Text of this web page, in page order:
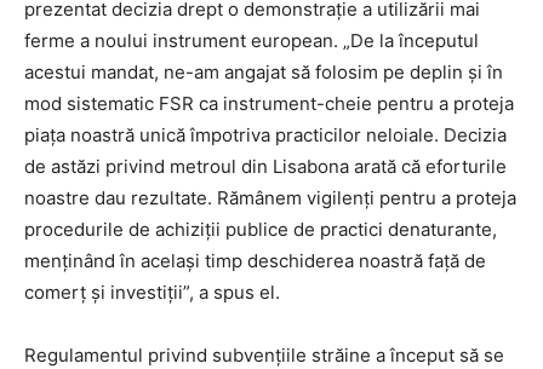
prezentat decizia drept o demonstrație a utilizării mai
ferme a noului instrument european. „De la începutul
acestui mandat, ne-am angajat să folosim pe deplin și în
mod sistematic FSR ca instrument-cheie pentru a proteja
piața noastră unică împotriva practicilor neloiale. Decizia
de astăzi privind metroul din Lisabona arată că eforturile
noastre dau rezultate. Rămânem vigilenți pentru a proteja
procedurile de achiziții publice de practici denaturante,
menținând în același timp deschiderea noastră față de
comerț și investiții”, a spus el.
Regulamentul privind subvențiile străine a început să se